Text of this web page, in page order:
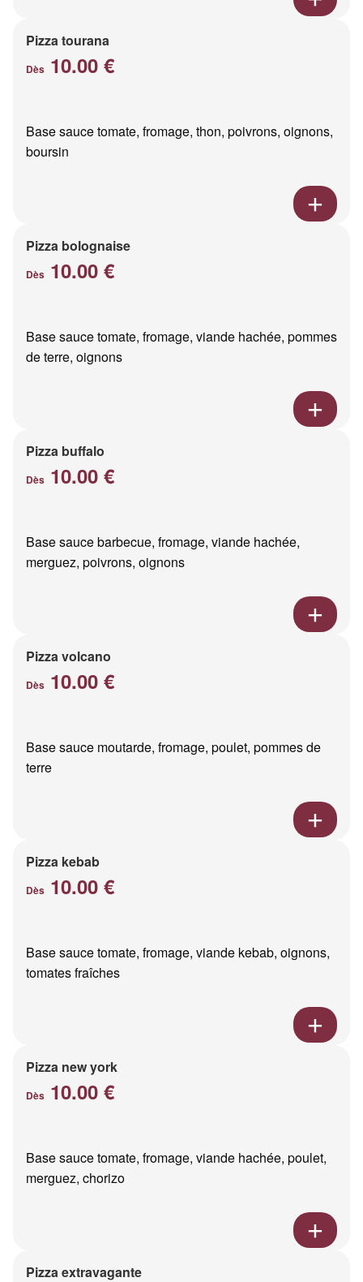
Pizza tourana
Dès 10.00 €
Base sauce tomate, fromage, thon, poivrons, oignons,
boursin
Pizza bolognaise
Dès 10.00 €
Base sauce tomate, fromage, viande hachée, pommes
de terre, oignons
Pizza buffalo
Dès 10.00 €
Base sauce barbecue, fromage, viande hachée,
merguez, poivrons, oignons
Pizza volcano
Dès 10.00 €
Base sauce moutarde, fromage, poulet, pommes de
terre
Pizza kebab
Dès 10.00 €
Base sauce tomate, fromage, viande kebab, oignons,
tomates fraîches
Pizza new york
Dès 10.00 €
Base sauce tomate, fromage, viande hachée, poulet,
merguez, chorizo
Pizza extravagante